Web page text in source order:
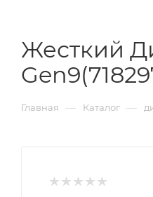
Жесткий
Главная — Каталог —